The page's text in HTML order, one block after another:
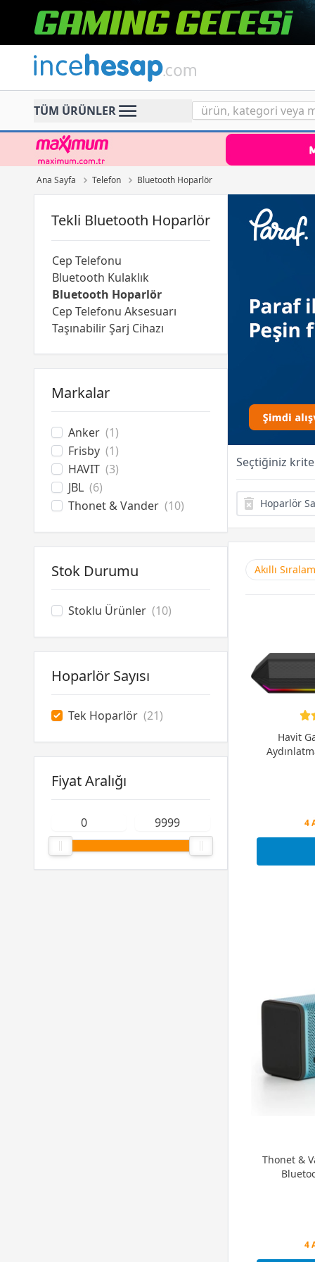
Incehesap
TÜM ÜRÜNLER
Ana Sayfa Telefon Bluetooth Hoparlör
Tekli Bluetooth Hoparlör
Cep Telefonu
Bluetooth Kulaklık
Bluetooth Hoparlör
Cep Telefonu Aksesuarı
Taşınabilir Şarj Cihazı
Markalar
Anker (1)
Frisby (1)
HAVIT (3)
JBL (6)
Thonet & Vander (10)
Stok Durumu
Stoklu Ürünler (10)
Hoparlör Sayısı
Tek Hoparlör (21)
Fiyat Aralığı
Seçtiğiniz
Hoparlör
Akıllı
Havit
Thonet &